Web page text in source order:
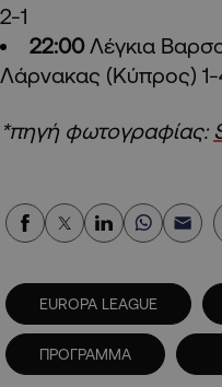
2-1
22:00Λέγκια
Λάρνακας (Κύπρος)
*πηγή φωτογραφίας:
EUROPA LEAGUE
ΠΡΟΓΡΑΜΜΑ